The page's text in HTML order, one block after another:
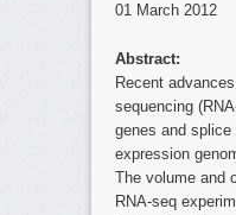
01 March 2012
Abstract:
Recent
sequencing
genes and
expression
The volume and
RNA-seq